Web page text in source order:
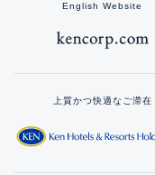
English Website
上質かつ快適なご滞在